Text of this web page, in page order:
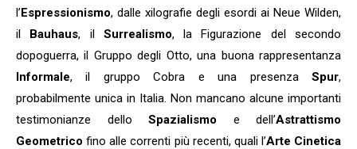
l’Espressionismo, dalle xilografie degli esordi ai Neue Wilden,
il Bauhaus, il Surrealismo, la Figurazione del secondo
dopoguerra, il Gruppo degli Otto, una buona rappresentanza
Informale, il gruppo Cobra e una presenza Spur,
probabilmente unica in Italia. Non mancano alcune importanti
testimonianze dello Spazialismo e dell’Astrattismo
Geometrico fino alle correnti più recenti, quali l’Arte Cinetica